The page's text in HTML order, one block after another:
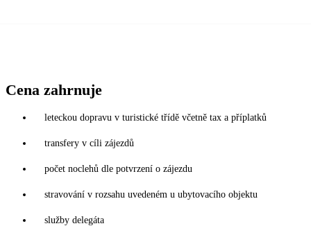
Cena zahrnuje
leteckou dopravu v turistické třídě včetně tax a příplatků
transfery v cíli zájezdů
počet noclehů dle potvrzení o zájezdu
stravování v rozsahu uvedeném u ubytovacího objektu
služby delegáta